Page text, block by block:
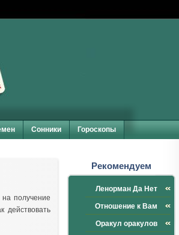
Сонники Гороскопы
получение
действовать
Рекомендуем
Ленорман Да Нет
Отношение к Вам
Оракул оракулов